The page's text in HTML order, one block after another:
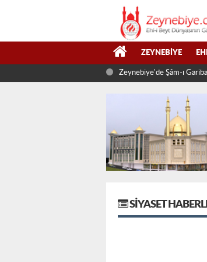
ZEYNEBIYE
Zeynebiye'de Şâm-ı
SIYASET